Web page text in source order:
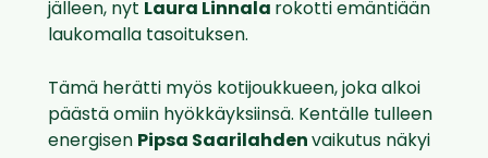
jälleen, nyt Laura Linnala rokotti emäntiään
laukomalla tasoituksen.
Tämä herätti myös kotijoukkueen, joka alkoi
päästä omiin hyökkäyksiinsä. Kentälle tulleen
energisen Pipsa Saarilahden vaikutus näkyi